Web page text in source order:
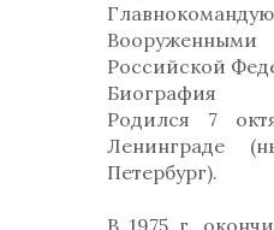
Российской
Биография
Родился 7
Ленинграде
Петербург).
В 1975 г.